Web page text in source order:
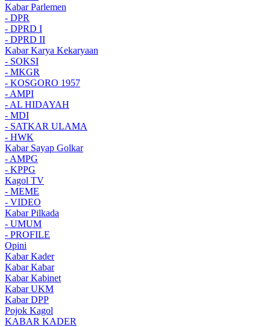
Kabar Parlemen
- DPR
- DPRD I
- DPRD II
Kabar Karya Kekaryaan
- SOKSI
- MKGR
- KOSGORO 1957
- AMPI
- AL HIDAYAH
- MDI
- SATKAR ULAMA
- HWK
Kabar Sayap Golkar
- AMPG
- KPPG
Kagol TV
- MEME
- VIDEO
Kabar Pilkada
- UMUM
- PROFILE
Opini
Kabar Kader
Kabar Kabar
Kabar Kabinet
Kabar UKM
Kabar DPP
Pojok Kagol
KABAR KADER